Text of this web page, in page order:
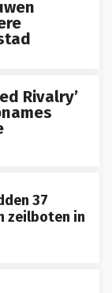
zeilboten in